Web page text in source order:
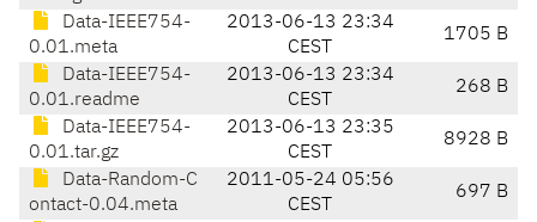
Data-IEEE754-
0.01.meta
2013-06-13 23:34
CEST
1705 B
Data-IEEE754-
0.01.readme
2013-06-13 23:34
CEST
268 B
Data-IEEE754-
0.01.tar.gz
2013-06-13 23:35
CEST
8928 B
Data-Random-C
ontact-0.04.meta
2011-05-24 05:56
CEST
697 B